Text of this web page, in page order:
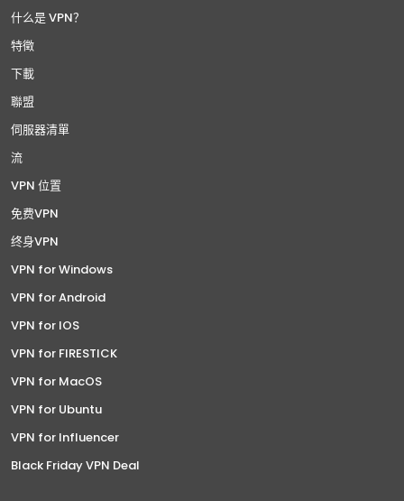
什么是 VPN？
特徵
下載
聯盟
伺服器清單
流
VPN 位置
免费VPN
终身VPN
VPN for Windows
VPN for Android
VPN for IOS
VPN for FIRESTICK
VPN for MacOS
VPN for Ubuntu
VPN for Influencer
Black Friday VPN Deal